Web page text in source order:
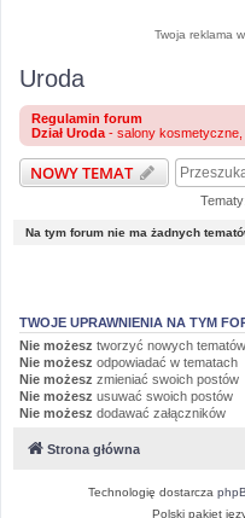
Twoja reklama
Uroda
Regulamin forum
Dział Uroda - salony
NOWY TEMAT
Na tym forum nie ma żadnych
TWOJE UPRAWNIENIA NA TYM
Nie możesz tworzyć nowych tematów
Nie możesz odpowiadać w tematach
Nie możesz zmieniać swoich postów
Nie możesz usuwać swoich postów
Nie możesz dodawać załączników
Strona główna
Technologię dostarcza
Polski pakiet